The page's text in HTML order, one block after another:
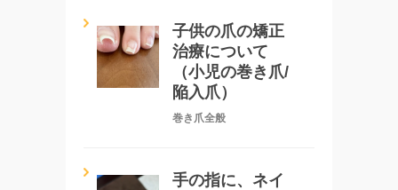
子供の爪の矯正
治療について
（小児の巻き爪/
陥入爪）
巻き爪全般
手の指に、ネイ